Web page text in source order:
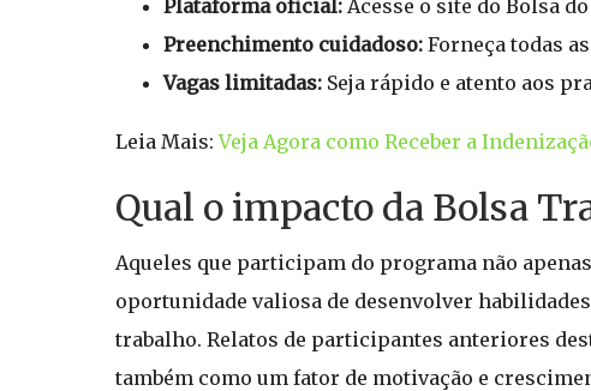
Plataforma oficial: Acesse o site do Bolsa
Preenchimento cuidadoso: Forneça todas
Vagas limitadas: Seja rápido e atento aos
Leia Mais:Veja Agora como Receber a
Qual o impacto da Bolsa
Aqueles que participam do programa não
oportunidade valiosa de desenvolver
trabalho. Relatos de participantes anteriores
também como um fator de motivação e